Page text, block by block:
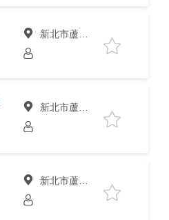
新北市蘆洲區
新北市蘆洲區
新北市蘆洲區